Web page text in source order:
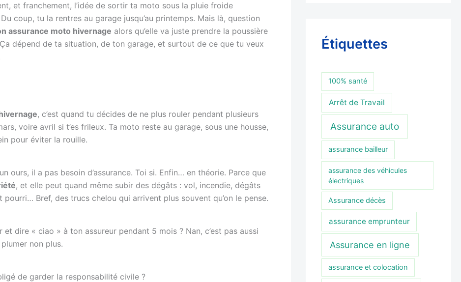
et franchement, l’idée de sortir ta moto sous la pluie froide
coup, tu la rentres au garage jusqu’au printemps. Mais là, question
assurance moto hivernage alors qu’elle va juste prendre la poussière
dépend de ta situation, de ton garage, et surtout de ce que tu veux
, c’est quand tu décides de ne plus rouler pendant plusieurs
voire avril si t’es frileux. Ta moto reste au garage, sous une housse,
pour éviter la rouille.
ours, il a pas besoin d’assurance. Toi si. Enfin… en théorie. Parce que
, et elle peut quand même subir des dégâts : vol, incendie, dégâts
pourri… Bref, des trucs chelou qui arrivent plus souvent qu’on le pense.
dire « ciao » à ton assureur pendant 5 mois ? Nan, c’est pas aussi
non plus.
de garder la responsabilité civile ?
Étiquettes
100% santé
Arrêt de Travail
Assurance auto
assurance bailleur
assurance des véhicules
électriques
Assurance décès
assurance emprunteur
Assurance en ligne
assurance et colocation